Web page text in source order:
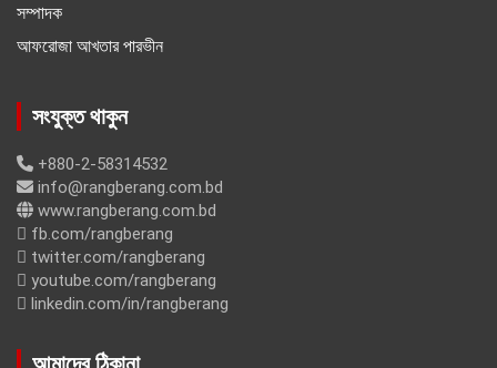
সম্পাদক
আফরোজা আখতার পারভীন
সংযুক্ত থাকুন
+880-2-58314532
info@rangberang.com.bd
www.rangberang.com.bd
fb.com/rangberang
twitter.com/rangberang
youtube.com/rangberang
linkedin.com/in/rangberang